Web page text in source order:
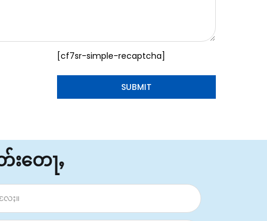
[cf7sr-simple-recaptcha]
တေႃႇ